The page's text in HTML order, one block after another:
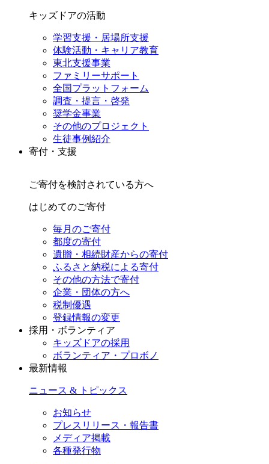
キッズドアの活動
学習支援・居場所支援
体験活動・キャリア教育
東北支援事業
ファミリーサポート
全国プラットフォーム
調査・提言・啓発
奨学金事業
その他のプロジェクト
生徒事例紹介
寄付・支援
ご寄付を検討されている方へ
はじめてのご寄付
毎月のご寄付
都度の寄付
遺贈・相続財産からの寄付
ふるさと納税による寄付
その他の方法で寄付
企業・団体の方へ
税制優遇
登録情報の変更
採用・ボランティア
キッズドアの採用
ボランティア・プロボノ
最新情報
ニュース & トピックス
お知らせ
プレスリリース・報告書
メディア掲載
各種発行物